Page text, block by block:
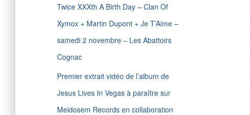
Twice XXXth A Birth Day – Clan Of
Xymox + Martin Dupont + Je T’Aime –
samedi 2 novembre – Les Abattoirs
Cognac
Premier extrait vidéo de l’album de
Jesus Lives In Vegas à paraître sur
Meidosem Records en collaboration